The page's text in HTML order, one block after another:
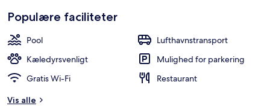
Populære faciliteter
Pool
Lufthavnstransport
Kæledyrsvenligt
Mulighed for parkering
Gratis Wi-Fi
Restaurant
Vis alle